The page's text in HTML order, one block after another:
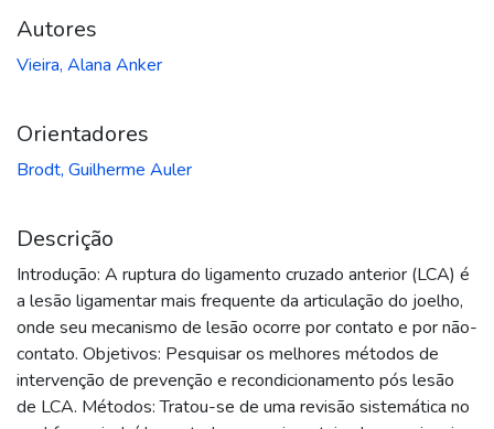
Autores
Vieira, Alana Anker
Orientadores
Brodt, Guilherme Auler
Descrição
Introdução: A ruptura do ligamento cruzado anterior (LCA) é
a lesão ligamentar mais frequente da articulação do joelho,
onde seu mecanismo de lesão ocorre por contato e por não-
contato. Objetivos: Pesquisar os melhores métodos de
intervenção de prevenção e recondicionamento pós lesão
de LCA. Métodos: Tratou-se de uma revisão sistemática no